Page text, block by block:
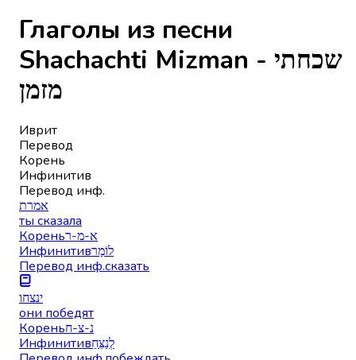
Глаголы из песни
Shachachti Mizman - שכחתי
מזמן
Иврит
Перевод
Корень
Инфинитив
Перевод инф.
אמרת
ты сказала
Кореньא-מ-ר
Инфинитивלוֹמַר
Перевод инф.сказать
ינצחו
они победят
Кореньנ-צ-ח
Инфинитивלְנַצֵּחַ